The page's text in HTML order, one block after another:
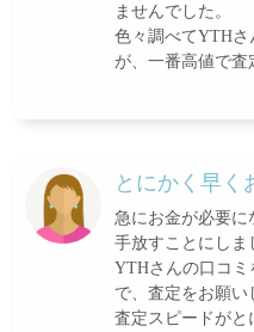
ませんでした。
色々調べてYTHさ
が、一番高値で査
とにかく早く
急にお金が必要に
手放すことにしま
YTHさんの口コ
で、査定をお願い
査定スピードがと